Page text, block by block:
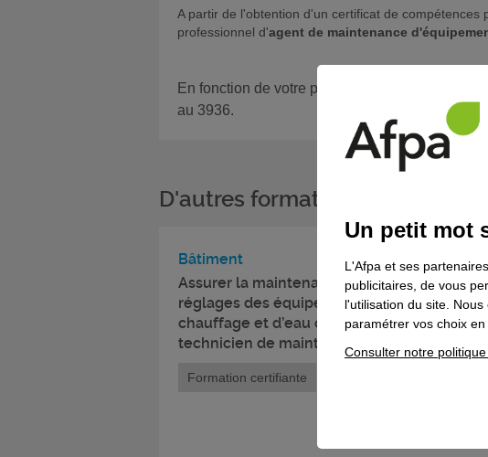
A partir de l'obtention d'un certificat de
professionnel d'agent de maintenance
En fonction de votre projet, si vous souhaitez
au 3936.
D'autres formations dans le
Bâtiment
Assurer la maintenance préventive et
réglages des équipements thermiques,
chauffage et d’eau chaude sanitaire - Bloc
technicien de maintenance CVC
Formation certifiante
Un petit mot
L'Afpa et ses
publicitaires, de vous
l'utilisation du site.
paramétrer vos choix
Consulter notre